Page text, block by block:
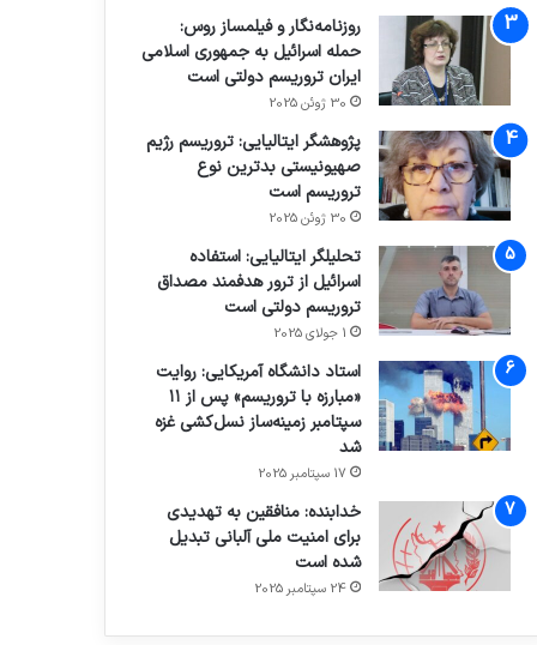
روزنامه‌نگار و فیلمساز روس:
حمله اسرائیل به جمهوری اسلامی
ایران تروریسم دولتی است
30 ژوئن 2025
پژوهشگر ایتالیایی: تروریسم رژیم
صهیونیستی بدترین نوع
تروریسم است
30 ژوئن 2025
تحلیلگر ایتالیایی: استفاده
اسرائیل از ترور هدفمند مصداق
تروریسم دولتی است
1 جولای 2025
استاد دانشگاه آمریکایی: روایت
«مبارزه با تروریسم» پس از ۱۱
سپتامبر زمینه‌ساز نسل‌کشی غزه
شد
17 سپتامبر 2025
خدابنده: منافقین به تهدیدی
برای امنیت ملی آلبانی تبدیل
شده است
24 سپتامبر 2025